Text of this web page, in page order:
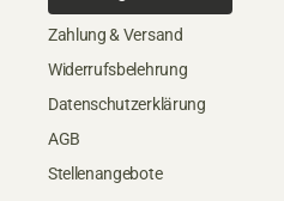
Zahlung & Versand
Widerrufsbelehrung
Datenschutzerklärung
AGB
Stellenangebote